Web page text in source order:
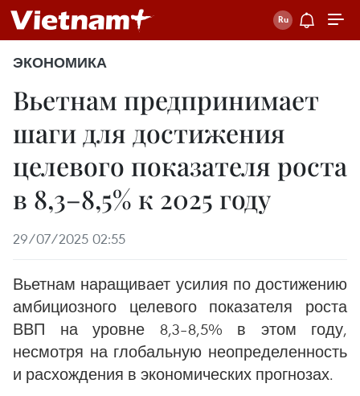
ЭКОНОМИКА
Вьетнам предпринимает
шаги для достижения
целевого показателя роста
в 8,3–8,5% к 2025 году
29/07/2025 02:55
Вьетнам наращивает усилия по достижению
амбициозного целевого показателя роста
ВВП на уровне 8,3–8,5% в этом году,
несмотря на глобальную неопределенность
и расхождения в экономических прогнозах.